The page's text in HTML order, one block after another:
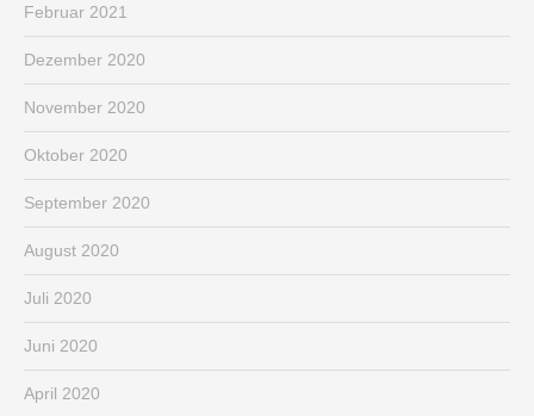
Februar 2021
Dezember 2020
November 2020
Oktober 2020
September 2020
August 2020
Juli 2020
Juni 2020
April 2020